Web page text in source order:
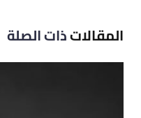
المقالاتذات الصلة